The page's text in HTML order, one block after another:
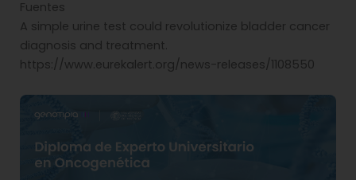
Fuentes
A simple urine test could revolutionize bladder cancer
diagnosis and treatment.
https://www.eurekalert.org/news-releases/1108550